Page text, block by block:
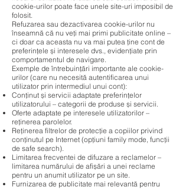
cookie-urilor poate face unele site-uri imposibil de
folosit.
Refuzarea sau dezactivarea cookie-urilor nu
înseamnă că nu veți mai primi publicitate online –
ci doar ca aceasta nu va mai putea ține cont de
preferințele și interesele dvs., evidențiate prin
comportamentul de navigare.
Exemple de întrebuințări importante ale cookie-
urilor (care nu necesită autentificarea unui
utilizator prin intermediul unui cont):
Conținut și servicii adaptate preferințelor
utilizatorului – categorii de produse și servicii.
Oferte adaptate pe interesele utilizatorilor –
reținerea parolelor.
Reținerea filtrelor de protecție a copiilor privind
conținutul pe Internet (opțiuni family mode, funcții
de safe search).
Limitarea frecventei de difuzare a reclamelor –
limitarea numărului de afișări a unei reclame
pentru un anumit utilizator pe un site.
Furnizarea de publicitate mai relevantă pentru